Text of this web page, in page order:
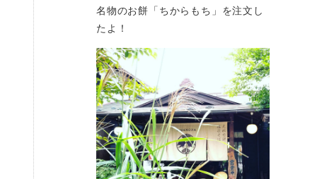
名物のお餅「ちからもち」を注文し
たよ！